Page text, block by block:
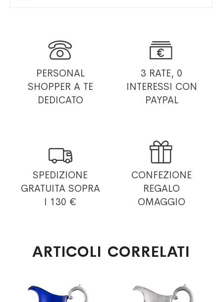

PERSONAL
SHOPPER A TE
DEDICATO

3 RATE, 0
INTERESSI CON
PAYPAL

SPEDIZIONE
GRATUITA SOPRA
I 130 €

CONFEZIONE
REGALO
OMAGGIO
ARTICOLI CORRELATI